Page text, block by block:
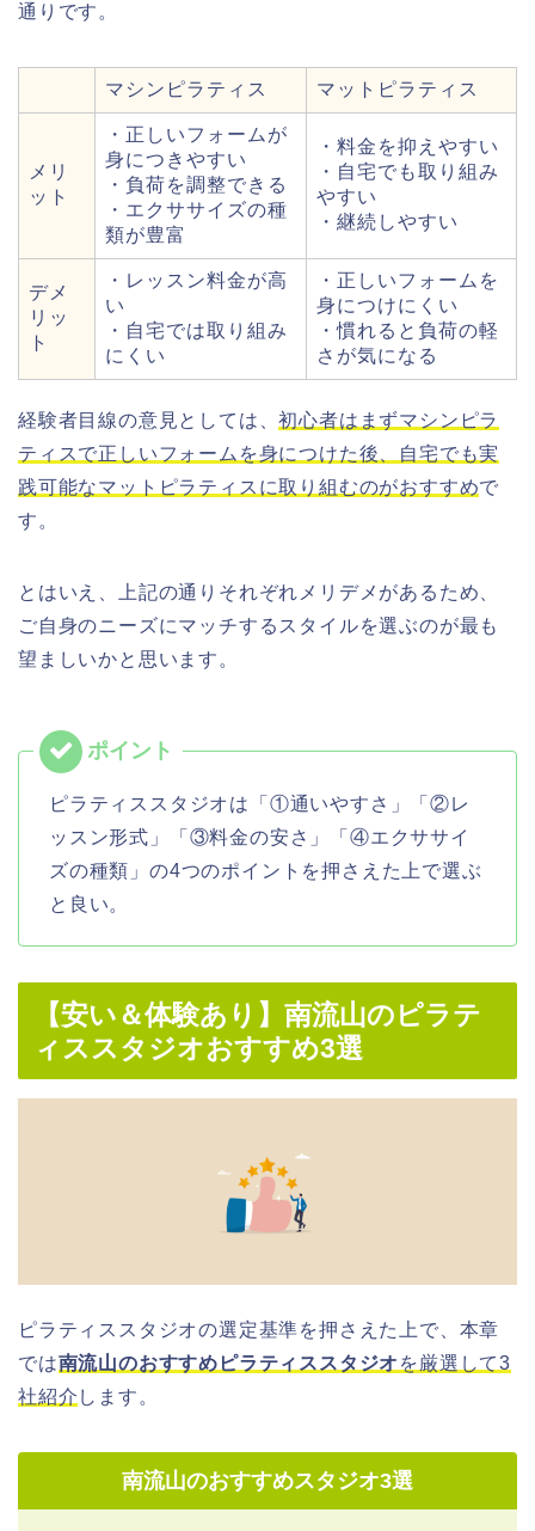
通りです。
マシンピラティス マットピラティス
メリ
ット
・正しいフォームが
身につきやすい
・負荷を調整できる
・エクササイズの種
類が豊富
・料金を抑えやすい
・自宅でも取り組み
やすい
・継続しやすい
デメ
リッ
ト
・レッスン料金が高
い
・自宅では取り組み
にくい
・正しいフォームを
身につけにくい
・慣れると負荷の軽
さが気になる
経験者目線の意見としては、初心者はまずマシンピラ
ティスで正しいフォームを身につけた後、自宅でも実
践可能なマットピラティスに取り組むのがおすすめで
す。
とはいえ、上記の通りそれぞれメリデメがあるため、
ご自身のニーズにマッチするスタイルを選ぶのが最も
望ましいかと思います。
ピラティススタジオは「①通いやすさ」「②レ
ッスン形式」「③料金の安さ」「④エクササイ
ズの種類」の4つのポイントを押さえた上で選ぶ
と良い。
【安い＆体験あり】南流山のピラテ
ィススタジオおすすめ3選
ピラティススタジオの選定基準を押さえた上で、本章
では南流山のおすすめピラティススタジオ を厳選して3
社紹介 します。
南流山のおすすめスタジオ3選